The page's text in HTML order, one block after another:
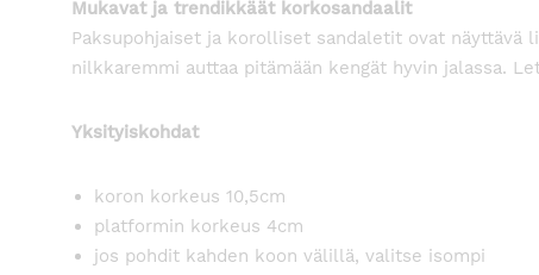
Mukavat ja trendikkäät korkosandaalit
Paksupohjaiset ja korolliset sandaletit ovat
nilkkaremmi auttaa pitämään kengät hyvin jalassa.
Yksityiskohdat
koron korkeus 10,5cm
platformin korkeus 4cm
jos pohdit kahden koon välillä, valitse isompi